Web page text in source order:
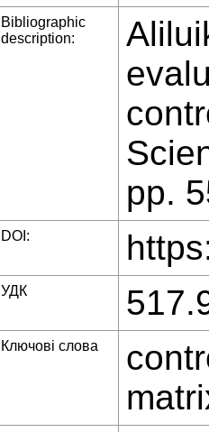
Bibliographic
description:
pp.
DOI:
УДК
Ключові слова